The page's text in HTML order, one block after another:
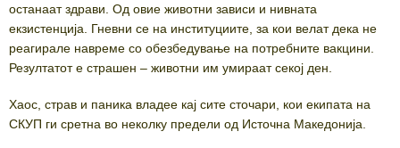
останаат здрави. Од овие животни зависи и нивната
екзистенција. Гневни се на институциите, за кои велат дека не
реагирале навреме со обезбедување на потребните вакцини.
Резултатот е страшен – животни им умираат секој ден.
Хаос, страв и паника владее кај сите сточари, кои екипата на
СКУП ги сретна во неколку предели од Источна Македонија.